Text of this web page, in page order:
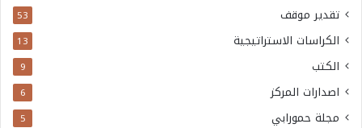
تقدير موقف 53
الكراسات الاستراتيجية 13
الكتب 9
اصدارات المركز 6
مجلة حمورابي 5